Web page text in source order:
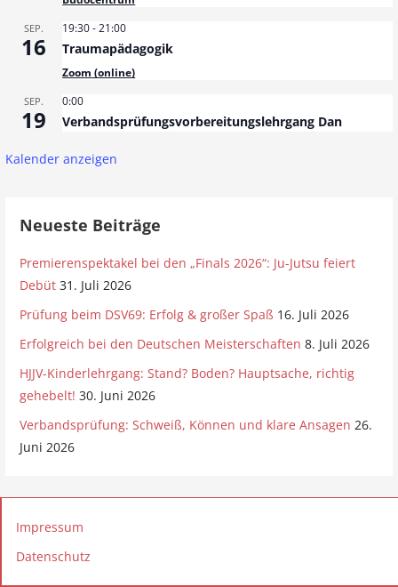
SEP.
16
19:30-21:00
Traumapädagogik
Zoom (online)
SEP.
19
0:00
Verbandsprüfungsvorbereitungslehrgang Dan
Kalender anzeigen
Neueste Beiträge
Premierenspektakel bei den „Finals 2026“: Ju-Jutsu feiert
Debüt 31. Juli 2026
Prüfung beim DSV69: Erfolg & großer Spaß 16. Juli 2026
Erfolgreich bei den Deutschen Meisterschaften 8. Juli 2026
HJJV-Kinderlehrgang: Stand? Boden? Hauptsache, richtig
gehebelt! 30. Juni 2026
Verbandsprüfung: Schweiß, Können und klare Ansagen 26.
Juni 2026
Impressum
Datenschutz